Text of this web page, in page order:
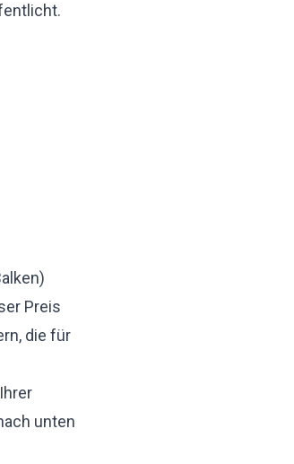
Preis
die für
unten